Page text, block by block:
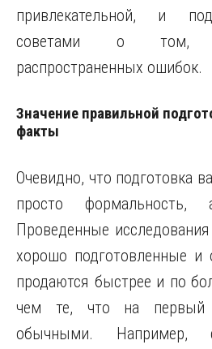
привлекательной, и
советами о том,
распространенных ошибок.
Значение правильной
факты
Очевидно, что подготовка
просто формальность,
Проведенные
хорошо подготовленные
продаются быстрее и по
чем те, что на первый
обычными. Например,